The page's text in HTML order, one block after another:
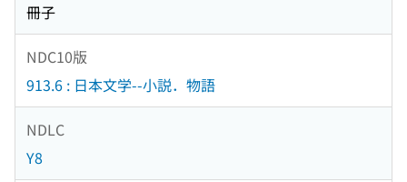
冊子
NDC10版
913.6 : 日本文学--小説．物語
NDLC
Y8